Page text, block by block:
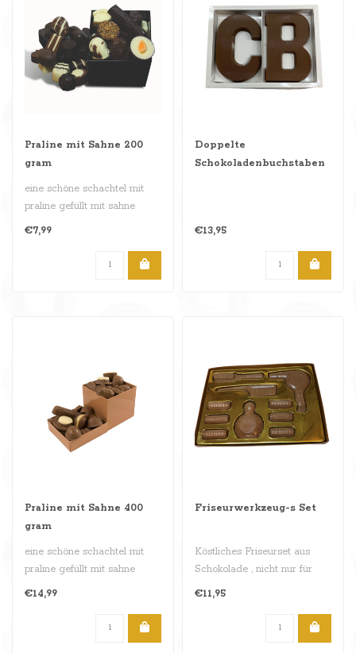
Praline mit Sahne 200
gram
eine schöne schachtel mit
praline gefüllt mit sahne
gesmack , 225 gram..
€7,99
Doppelte
Schokoladenbuchstaben
€13,95
Praline mit Sahne 400
gram
eine schöne schachtel mit
praline gefüllt mit sahne
€14,99
Friseurwerkzeug-s Set
Köstliches Friseurset aus
Schokolade , nicht nur für
€11,95